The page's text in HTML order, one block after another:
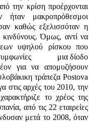
την κρίση προέρχονται
ήταν μακροπρόθεσμοι
καθώς εξελισσόταν η
Όμως, αντί να
υψηλού ρίσκου που
μια δίοδο
για να απομυζήσουν
τράπεζα Postova
στις αρχές του 2010, την
το χρέος της
από τις 22 εταιρείες
μετά το 2008, όταν